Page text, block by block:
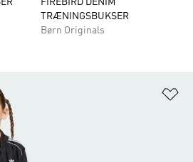
FIREBIRD DENIM
TRÆNINGSBUKSER
Børn Originals